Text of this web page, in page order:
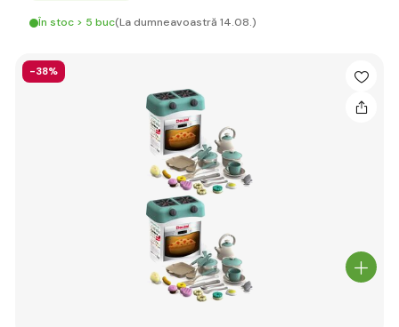
În stoc > 5 buc(La dumneavoastră 14.08.)
-38%